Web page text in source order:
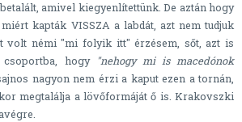
amivel kiegyenlítettünk. De aztán hogy
kapták VISSZA a labdát, azt nem tudjuk
volt némi "mi folyik itt" érzésem, sőt, azt is
hogy
"nehogy mi is macedónok
nagyon nem érzi a kaput ezen a tornán,
megtalálja a lövőformáját ő is. Krakovszki